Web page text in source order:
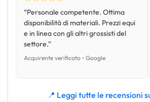
“Personale competente. Ottima
disponibilità di materiali. Prezzi equi
e in linea con gli altri grossisti del
settore.”
Acquirente verificato • Google
📍 Leggi tutte le recensioni